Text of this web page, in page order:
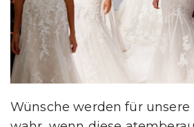
Wünsche werden für